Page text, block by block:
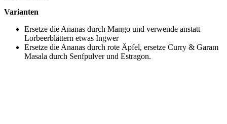
Varianten
Ersetze die Ananas durch Mango und verwende anstatt
Lorbeerblättern etwas Ingwer
Ersetze die Ananas durch rote Äpfel, ersetze Curry & Garam
Masala durch Senfpulver und Estragon.